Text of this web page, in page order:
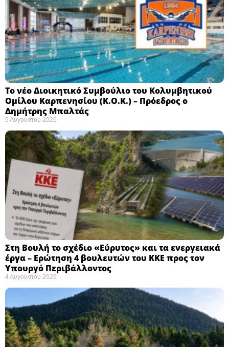
Το νέο Διοικητικό Συμβούλιο του Κολυμβητικού
Ομίλου Καρπενησίου (Κ.Ο.Κ.) – Πρόεδρος ο
Δημήτρης Μπαλτάς
5 Αυγούστου 2026
Στη Βουλή το σχέδιο «Εύρυτος» και τα ενεργειακά
έργα – Ερώτηση 4 βουλευτών του ΚΚΕ προς τον
Υπουργό Περιβάλλοντος
4 Αυγούστου 2026